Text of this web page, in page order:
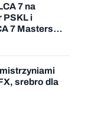
7 na
PSKL i
7 Masters
srebro dla